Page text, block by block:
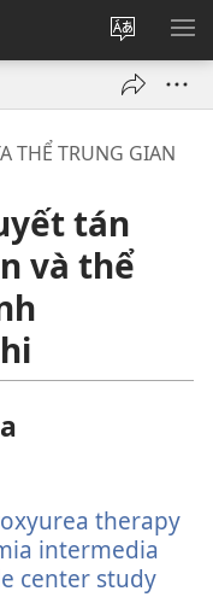
Thay
đổi
ngôn
của
THỂ TRUNG GIAN
tán
và thể
therapy
intermedia
center study